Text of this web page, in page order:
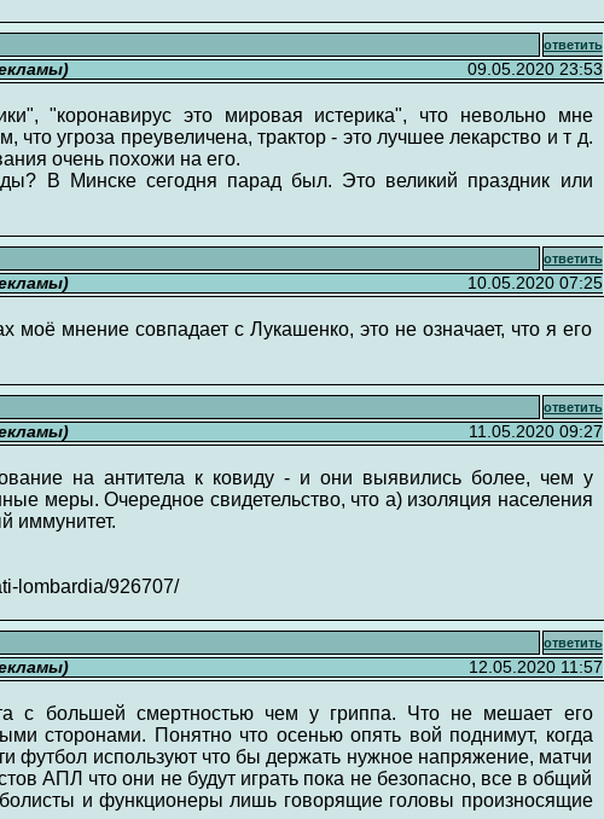
ответить
09.05.2020 23:53
"коронавирус это мировая истерика", что невольно мне
угроза преувеличена, трактор - это лучшее лекарство и т д.
очень похожи на его.
В Минске сегодня парад был. Это великий праздник или
ответить
10.05.2020 07:25
мнение совпадает с Лукашенко, это не означает, что я его
ответить
11.05.2020 09:27
на антитела к ковиду - и они выявились более, чем у
меры. Очередное свидетельство, что а) изоляция населения
иммунитет.
lombardia/926707/
ответить
12.05.2020 11:57
с большей смертностью чем у гриппа. Что не мешает его
сторонами. Понятно что осенью опять вой поднимут, когда
футбол используют что бы держать нужное напряжение, матчи
АПЛ что они не будут играть пока не безопасно, все в общий
и функционеры лишь говорящие головы произносящие